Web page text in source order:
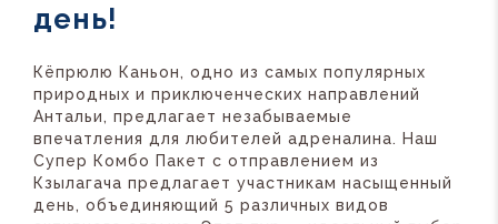
день!
Кёпрюлю Каньон, одно из самых популярных
природных и приключенческих направлений
Антальи, предлагает незабываемые
впечатления для любителей адреналина. Наш
Супер Комбо Пакет с отправлением из
Кзылагача предлагает участникам насыщенный
день, объединяющий 5 различных видов